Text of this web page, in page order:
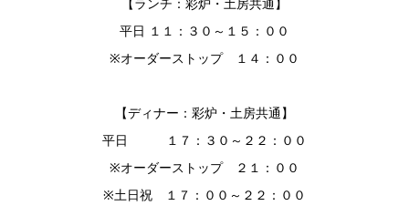
【ランチ：彩炉・土房共通】
平日 １１：３０～１５：００
※オーダーストップ １４：００
【ディナー：彩炉・土房共通】
平日 １７：３０～２２：００
※オーダーストップ ２１：００
※土日祝 １７：００～２２：００